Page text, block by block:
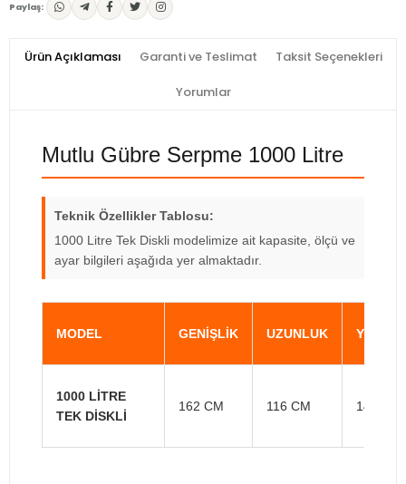
Paylaş:
Ürün Açıklaması Garanti ve Teslimat Taksit Seçenekleri
Yorumlar
Mutlu Gübre Serpme 1000 Litre
Teknik Özellikler Tablosu:
1000 Litre Tek Diskli modelimize ait kapasite, ölçü ve
ayar bilgileri aşağıda yer almaktadır.
MODEL GENİŞLİK UZUNLUK
1000 LİTRE
TEK DİSKLİ
162 CM 116 CM 142 CM